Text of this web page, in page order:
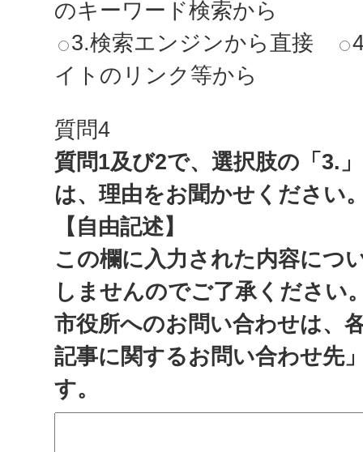
のキーワード検索から
3.検索エンジンから直接
イトのリンク等から
質問4
質問1及び2で、選択肢の「3.
は、理由をお聞かせください
【自由記述】
この欄に入力された内容につ
しませんのでご了承ください
市役所へのお問い合わせは、
記事に関するお問い合わせ先
す。